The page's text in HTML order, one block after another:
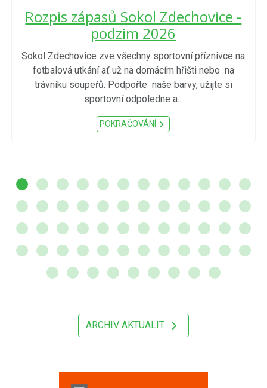
Rozpis zápasů Sokol Zdechovice -
podzim 2026
Sokol Zdechovice zve všechny sportovní příznivce na
fotbalová utkání ať už na domácím hřišti nebo na
trávníku soupeřů. Podpořte naše barvy, užijte si
sportovní odpoledne a...
POKRAČOVÁNÍ
ARCHIV AKTUALIT